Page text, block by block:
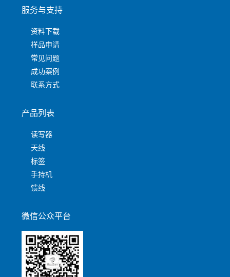
服务与支持
资料下载
样品申请
常见问题
成功案例
联系方式
产品列表
读写器
天线
标签
手持机
馈线
微信公众平台